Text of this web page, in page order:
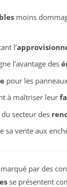
moins
l’
l’avantage des
pour les
à maîtriser leur
secteur des
sa vente aux
par des
se présentent